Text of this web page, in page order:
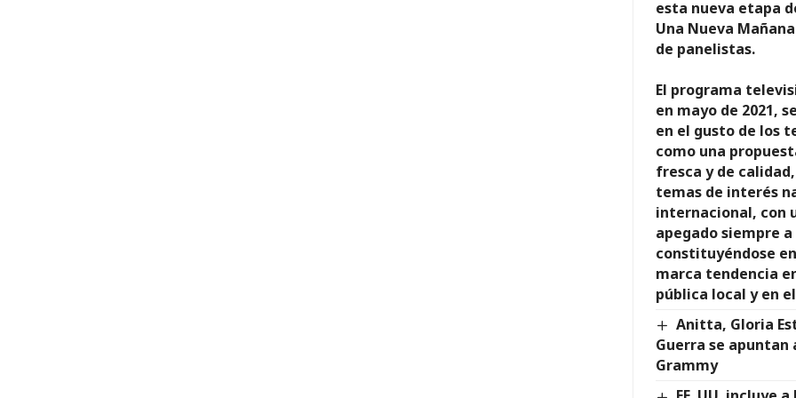
esta nueva etapa
Una Nueva
de panelistas.
El programa
en mayo de 2021,
en el gusto de los
como una
fresca y de
temas de interés
internacional, con
apegado siempre
constituyéndose
marca tendencia
pública local y en
Anitta, Gloria
Guerra se apuntan
Grammy